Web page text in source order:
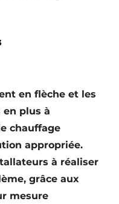
en flèche et les
plus à
chauffage
appropriée.
à réaliser
grâce aux
mesure